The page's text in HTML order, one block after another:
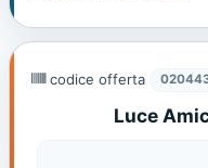
codice offerta
Luce